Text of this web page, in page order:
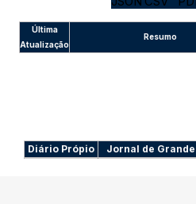
Última
Atualização
Resumo
Diário Própio Jornal de